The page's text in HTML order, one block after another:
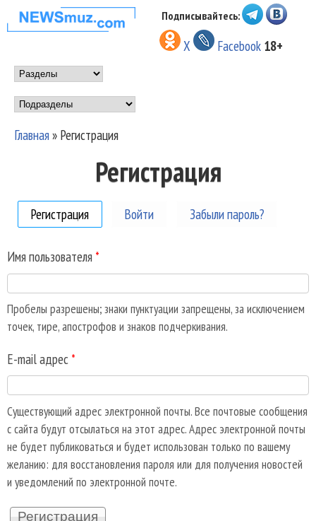
Перейти к основному
содержанию
НОВОСТИ
МУЗЫКИ И
ШОУ БИЗНЕСА
NEWSMUZ.COM
Подписывайтесь:
X Facebook 18+
Main menu
Подразделы
Главная» Регистрация
Регистрация
Регистрация (активная вкладка)
Войти Забыли пароль?
Имя пользователя *
Пробелы разрешены; знаки пунктуации запрещены, за исключением
точек, тире, апострофов и знаков подчеркивания.
E-mail адрес *
Существующий адрес электронной почты. Все почтовые сообщения
с сайта будут отсылаться на этот адрес. Адрес электронной почты
не будет публиковаться и будет использован только по вашему
желанию: для восстановления пароля или для получения новостей
и уведомлений по электронной почте.